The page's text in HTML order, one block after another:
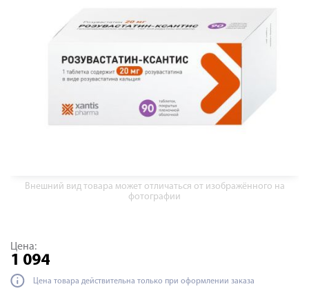
Внешний вид товара может отличаться от изображённого на
фотографии
Цена:
1 094
Цена товара действительна только при оформлении заказа